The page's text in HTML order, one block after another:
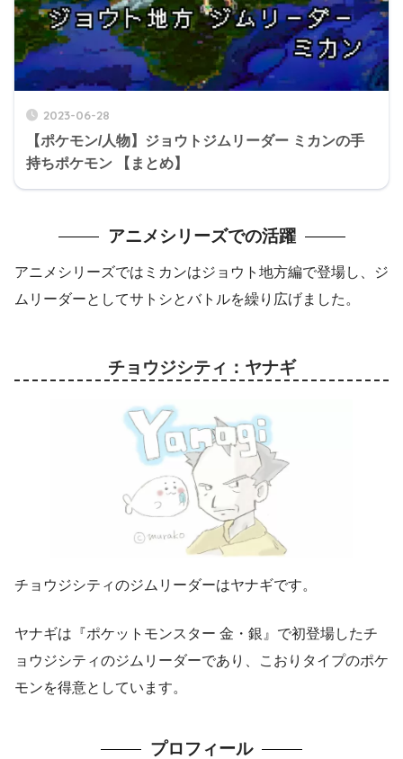
2023-06-28
【ポケモン/人物】ジョウトジムリーダー ミカンの手
持ちポケモン 【まとめ】
アニメシリーズでの活躍
アニメシリーズではミカンはジョウト地方編で登場し、ジ
ムリーダーとしてサトシとバトルを繰り広げました。
チョウジシティ：ヤナギ
チョウジシティのジムリーダーはヤナギです。
ヤナギは『ポケットモンスター 金・銀』で初登場したチ
ョウジシティのジムリーダーであり、こおりタイプのポケ
モンを得意としています。
プロフィール